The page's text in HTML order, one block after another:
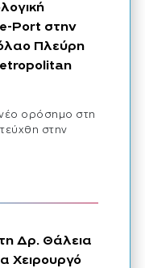
Port στην
Πλεύρη
ορόσημο στη
στην
μίας οπής single
τη Δρ. Θάλεια
Xειρουργό